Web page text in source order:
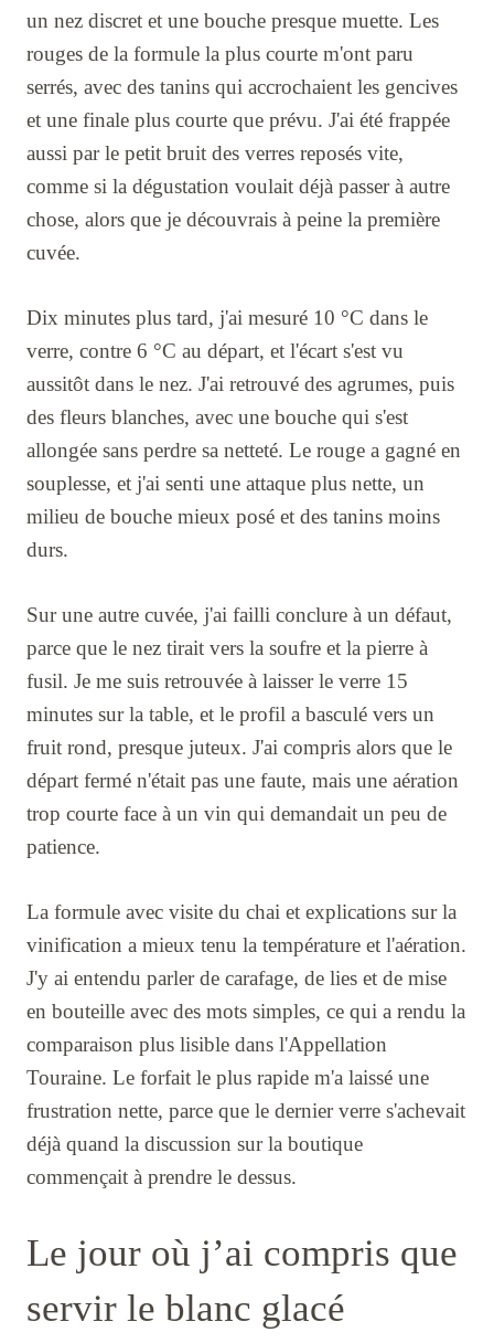
un nez discret et une bouche presque muette. Les
rouges de la formule la plus courte m'ont paru
serrés, avec des tanins qui accrochaient les gencives
et une finale plus courte que prévu. J'ai été frappée
aussi par le petit bruit des verres reposés vite,
comme si la dégustation voulait déjà passer à autre
chose, alors que je découvrais à peine la première
cuvée.
Dix minutes plus tard, j'ai mesuré 10 °C dans le
verre, contre 6 °C au départ, et l'écart s'est vu
aussitôt dans le nez. J'ai retrouvé des agrumes, puis
des fleurs blanches, avec une bouche qui s'est
allongée sans perdre sa netteté. Le rouge a gagné en
souplesse, et j'ai senti une attaque plus nette, un
milieu de bouche mieux posé et des tanins moins
durs.
Sur une autre cuvée, j'ai failli conclure à un défaut,
parce que le nez tirait vers la soufre et la pierre à
fusil. Je me suis retrouvée à laisser le verre 15
minutes sur la table, et le profil a basculé vers un
fruit rond, presque juteux. J'ai compris alors que le
départ fermé n'était pas une faute, mais une aération
trop courte face à un vin qui demandait un peu de
patience.
La formule avec visite du chai et explications sur la
vinification a mieux tenu la température et l'aération.
J'y ai entendu parler de carafage, de lies et de mise
en bouteille avec des mots simples, ce qui a rendu la
comparaison plus lisible dans l'Appellation
Touraine. Le forfait le plus rapide m'a laissé une
frustration nette, parce que le dernier verre s'achevait
déjà quand la discussion sur la boutique
commençait à prendre le dessus.
Le jour où j’ai compris que
servir le blanc glacé